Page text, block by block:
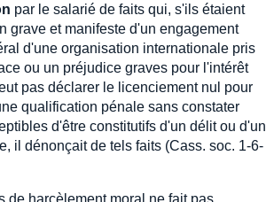
par le salarié de faits qui, s'ils étaient
grave et manifeste d'un engagement
d'une organisation internationale pris
ou un préjudice graves pour l'intérêt
pas déclarer le licenciement nul pour
qualification pénale sans constater
d'être constitutifs d'un délit ou d'un
il dénonçait de tels faits (Cass. soc. 1-6-
de harcèlement moral ne fait pas